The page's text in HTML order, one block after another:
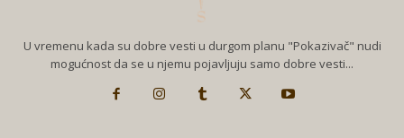
U vremenu kada su dobre vesti u durgom planu "Pokazivač" nudi
mogućnost da se u njemu pojavljuju samo dobre vesti...